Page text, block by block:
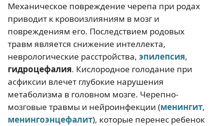
Механическое повреждение черепа при родах
приводит к кровоизлияниям в мозг и
повреждениям его. Последствием родовых
травм является снижение интеллекта,
неврологические расстройства, эпилепсия,
гидроцефалия. Кислородное голодание при
асфиксии влечет глубокие нарушения
метаболизма в головном мозге. Черепно-
мозговые травмы и нейроинфекции (менингит,
менингоэнцефалит), которые перенес ребенок